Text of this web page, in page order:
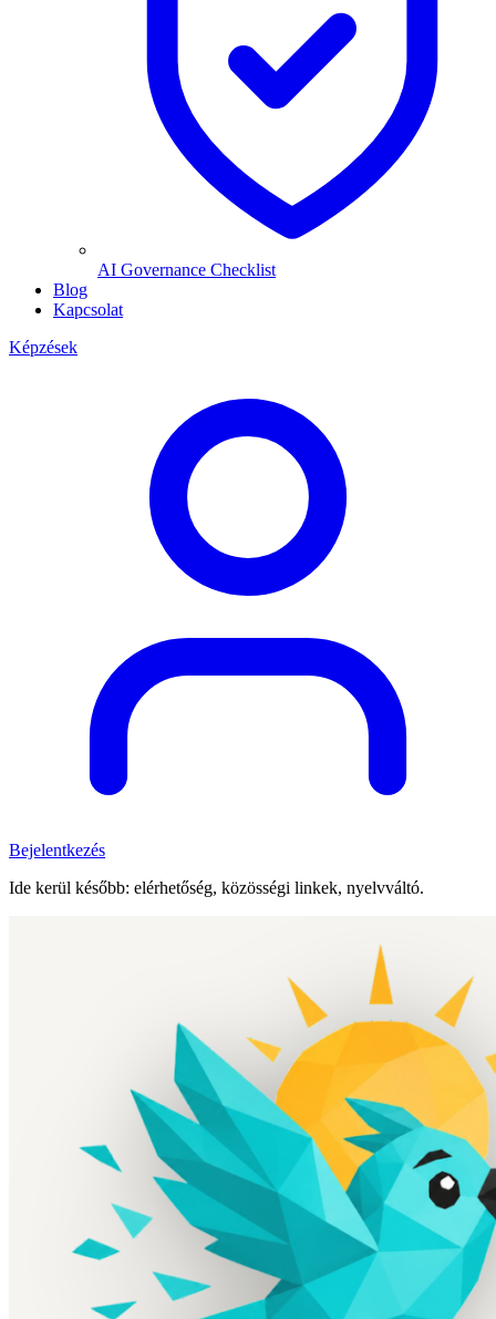
AI Governance Checklist
Blog
Kapcsolat
Képzések
Bejelentkezés
Ide kerül később: elérhetőség, közösségi linkek, nyelvváltó.